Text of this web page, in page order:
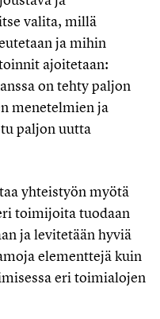
valita, millä
ja mihin
ajoitetaan:
on tehty paljon
menetelmien ja
paljon uutta
yhteistyön myötä
toimijoita tuodaan
ja levitetään hyviä
elementtejä kuin
eri toimialojen